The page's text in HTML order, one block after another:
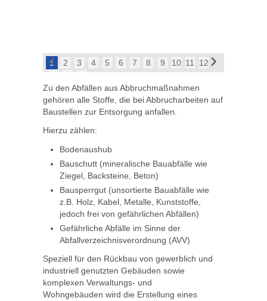
1 2 3 4 5 6 7 8 9 10 11
12
Zu den Abfällen aus Abbruchmaßnahmen
gehören alle Stoffe, die bei Abbrucharbeiten auf
Baustellen zur Entsorgung anfallen.
Hierzu zählen:
Bodenaushub
Bauschutt (mineralische Bauabfälle wie
Ziegel, Backsteine, Beton)
Bausperrgut (unsortierte Bauabfälle wie
z.B. Holz, Kabel, Metalle, Kunststoffe,
jedoch frei von gefährlichen Abfällen)
Gefährliche Abfälle im Sinne der
Abfallverzeichnisverordnung (AVV)
Speziell für den Rückbau von gewerblich und
industriell genutzten Gebäuden sowie
komplexen Verwaltungs- und
Wohngebäuden wird die Erstellung eines